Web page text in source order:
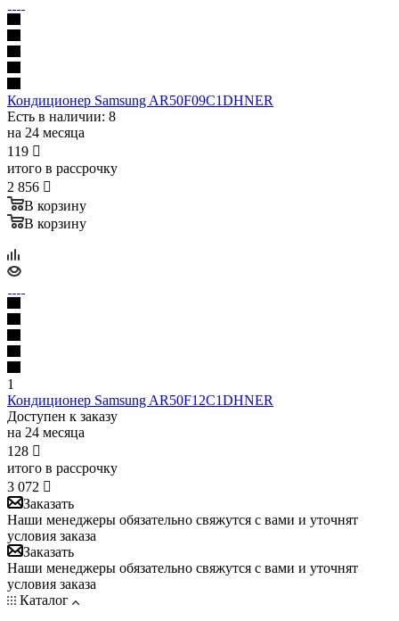
Кондиционер Samsung AR50F09C1DHNER
Есть в наличии: 8
на 24 месяца
119 
итого в рассрочку
2 856 
В корзину
В корзину
1
Кондиционер Samsung AR50F12C1DHNER
Доступен к заказу
на 24 месяца
128 
итого в рассрочку
3 072 
Заказать
Наши менеджеры обязательно свяжутся с вами и уточнят
условия заказа
Заказать
Наши менеджеры обязательно свяжутся с вами и уточнят
условия заказа
Каталог